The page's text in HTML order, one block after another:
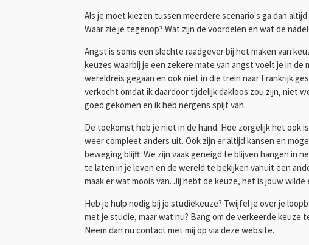
Als je moet kiezen tussen meerdere scenario's ga dan
Waar zie je tegenop? Wat zijn de voordelen en wat de
Angst is soms een slechte raadgever bij het maken van
keuzes waarbij je een zekere mate van angst voelt je in
wereldreis gegaan en ook niet in die trein naar Frankrijk
verkocht omdat ik daardoor tijdelijk dakloos zou zijn, niet
goed gekomen en ik heb nergens spijt van.
De toekomst heb je niet in de hand. Hoe zorgelijk het ook
weer compleet anders uit. Ook zijn er altijd kansen en
beweging blijft. We zijn vaak geneigd te blijven hangen in
te laten in je leven en de wereld te bekijken vanuit een
maak er wat moois van. Jij hebt de keuze, het is jouw
Heb je hulp nodig bij je studiekeuze? Twijfel je over je
met je studie, maar wat nu? Bang om de verkeerde keuze
Neem dan nu contact met mij op via deze website.